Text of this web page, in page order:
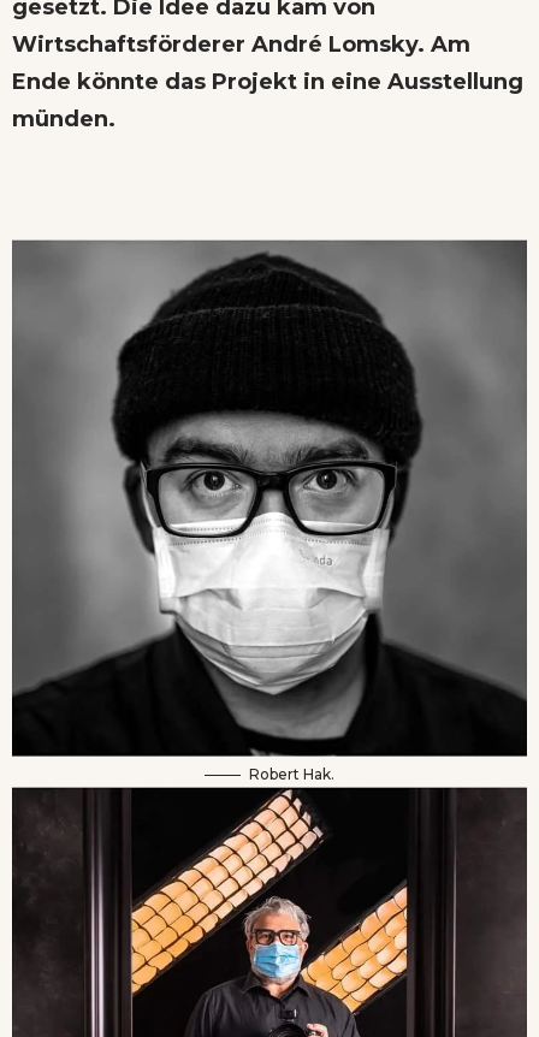
gesetzt. Die Idee dazu kam von
Wirtschaftsförderer André Lomsky. Am
Ende könnte das Projekt in eine Ausstellung
münden.
Robert Hak.